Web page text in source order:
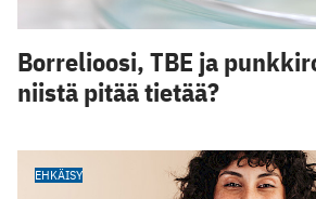
Borrelioosi, TBE ja
niistä pitää tietää?
EHKÄISY